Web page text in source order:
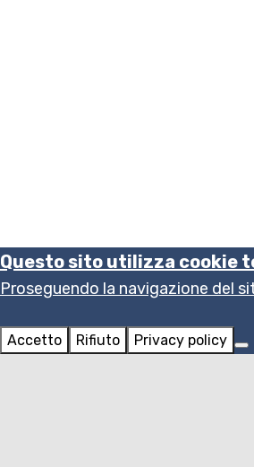
Questo sito utilizza cookie
Proseguendo la navigazione del
Accetto Rifiuto Privacy policy